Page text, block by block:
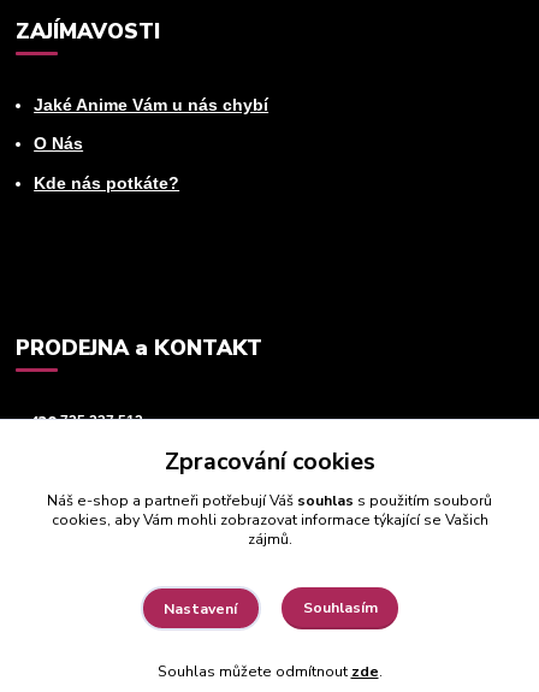
ZAJÍMAVOSTI
Jaké Anime Vám u nás chybí
O Nás
Kde nás potkáte?
PRODEJNA a KONTAKT
+420725 237 512
Vytvořeno na
Eshop-rychle.cz
Zpracování cookies
Náš e-shop a partneři potřebují Váš souhlas s použitím souborů
cookies, aby Vám mohli zobrazovat informace týkající se Vašich
zájmů.
Nastavení Souhlasím
Souhlas můžete odmítnout zde.